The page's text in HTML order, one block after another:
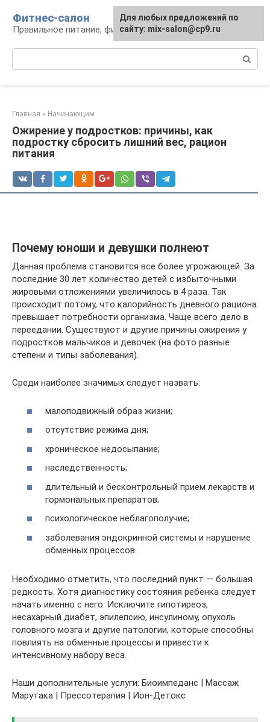
контенту
Фитнес-салон
Правильное питание, фитнес, образ жизни
Главная » Начинающим
Ожирение у подростков: причины, как
подростку сбросить лишний вес, рацион
питания
Почему юноши и девушки полнеют
Данная проблема становится все более угрожающей. За
последние 30 лет количество детей с избыточными
жировыми отложениями увеличилось в 4 раза. Так
происходит потому, что калорийность дневного рациона
превышает потребности организма. Чаще всего дело в
переедании. Существуют и другие причины ожирения у
подростков мальчиков и девочек (на фото разные
степени и типы заболевания).
Среди наиболее значимых следует назвать:
малоподвижный образ жизни;
отсутствие режима дня;
хроническое недосыпание;
наследственность;
длительный и бесконтрольный прием лекарств и
гормональных препаратов;
психологическое неблагополучие;
заболевания эндокринной системы и нарушение
обменных процессов.
Необходимо отметить, что последний пункт — большая
редкость. Хотя диагностику состояния ребенка следует
начать именно с него. Исключите гипотиреоз,
несахарный диабет, эпилепсию, инсулиному, опухоль
головного мозга и другие патологии, которые способны
повлиять на обменные процессы и привести к
интенсивному набору веса.
Наши дополнительные услуги: Биоимпеданс | Массаж
Марутака | Прессотерапия | Ион-Детокс
Для любых предложений по
сайту: mix-salon@cp9.ru